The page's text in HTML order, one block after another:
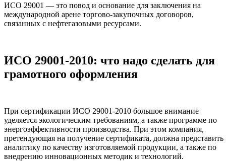
ИСО 29001 — это повод и основание для заключения на
международной арене торгово-закупочных договоров,
связанных с нефтегазовыми ресурсами.
ИСО 29001-2010: что надо сделать для
грамотного оформления
При сертификации ИСО 29001-2010 большое внимание
уделяется экологическим требованиям, а также программе по
энергоэффективности производства. При этом компания,
претендующая на получение сертификата, должна представить
аналитику по качеству изготовляемой продукции, а также по
внедрению инновационных методик и технологий.